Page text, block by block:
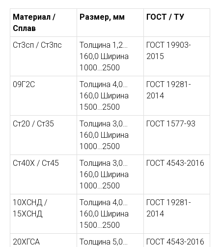
Материал /
Сплав
Размер, мм ГОСТ / ТУ
Ст3сп / Ст3пс
Толщина 1,2…
160,0 Ширина
1000…2500
ГОСТ 19903-
2015
09Г2С
Толщина 4,0…
160,0 Ширина
1500…2500
ГОСТ 19281-
2014
Ст20 / Ст35
Толщина 3,0…
160,0 Ширина
1000…2500
ГОСТ 1577-93
Ст40Х / Ст45
Толщина 3,0…
160,0 Ширина
1000…2500
ГОСТ 4543-2016
10ХСНД /
15ХСНД
Толщина 4,0…
160,0 Ширина
1500…2500
ГОСТ 19281-
2014
20ХГСА
Толщина 5,0…
ГОСТ 4543-2016